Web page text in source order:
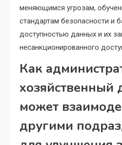
меняющимся угрозам,
стандартам безопасности и
доступностью данных и их
несанкционированного
Как
хозяйственный
может
другими